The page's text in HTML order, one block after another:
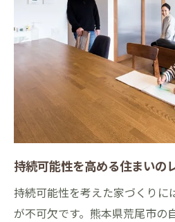
持続可能性を高める住まいの
持続可能性を考えた家づくりに
が不可欠です。熊本県荒尾市の